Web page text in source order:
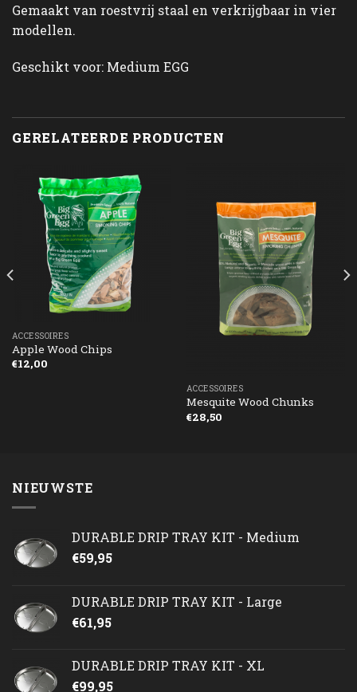
Gemaakt van roestvrij staal en verkrijgbaar in vier
modellen.
Geschikt voor: Medium EGG
GERELATEERDE PRODUCTEN
ACCESSOIRES
Apple Wood Chips
€12,00
ACCESSOIRES
Mesquite Wood Chunks
€28,50
NIEUWSTE
DURABLE DRIP TRAY KIT - Medium
€59,95
DURABLE DRIP TRAY KIT - Large
€61,95
DURABLE DRIP TRAY KIT - XL
€99,95